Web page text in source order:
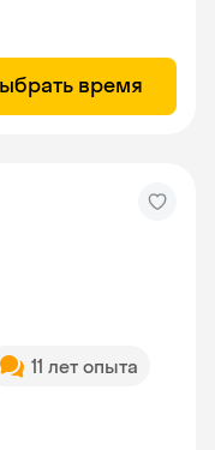
время
11 лет опыта